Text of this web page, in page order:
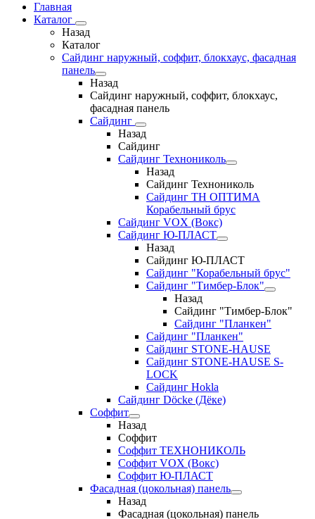
Главная
Каталог
Назад
Каталог
Сайдинг наружный, соффит, блокхаус, фасадная
панель
Назад
Сайдинг наружный, соффит, блокхаус,
фасадная панель
Сайдинг
Назад
Сайдинг
Сайдинг Технониколь
Назад
Сайдинг Технониколь
Сайдинг ТН ОПТИМА
Корабельный брус
Сайдинг VOX (Вокс)
Сайдинг Ю-ПЛАСТ
Назад
Сайдинг Ю-ПЛАСТ
Сайдинг "Корабельный брус"
Сайдинг "Тимбер-Блок"
Назад
Сайдинг "Тимбер-Блок"
Сайдинг "Планкен"
Сайдинг "Планкен"
Сайдинг STONE-HAUSE
Сайдинг STONE-HAUSE S-
LOCK
Сайдинг Hokla
Сайдинг Döcke (Дёке)
Соффит
Назад
Соффит
Соффит ТЕХНОНИКОЛЬ
Соффит VOX (Вокс)
Соффит Ю-ПЛАСТ
Фасадная (цокольная) панель
Назад
Фасадная (цокольная) панель